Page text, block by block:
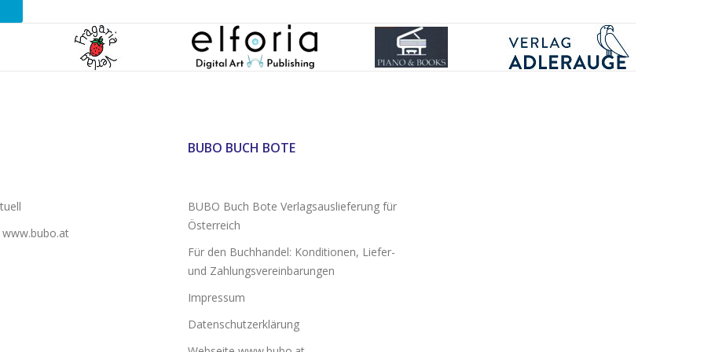
BUBO BUCH BOTE
BUBO Buch Bote Verlagsauslieferung für
Österreich
Für den Buchhandel: Konditionen, Liefer-
und Zahlungsvereinbarungen
Impressum
Datenschutzerklärung